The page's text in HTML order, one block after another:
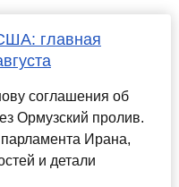
главная
соглашения об
Ормузский пролив.
Ирана,
и детали